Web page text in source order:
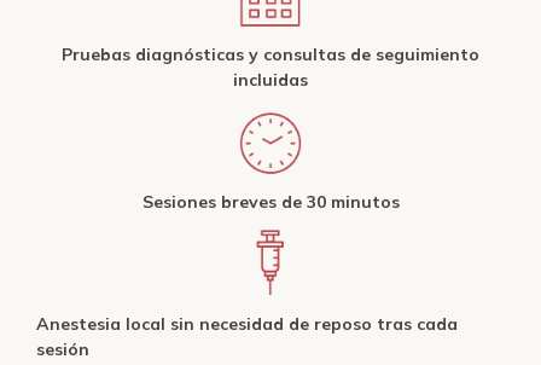
Pruebas diagnósticas y consultas de seguimiento
incluidas
Sesiones breves de 30 minutos
Anestesia local sin necesidad de reposo tras cada
sesión